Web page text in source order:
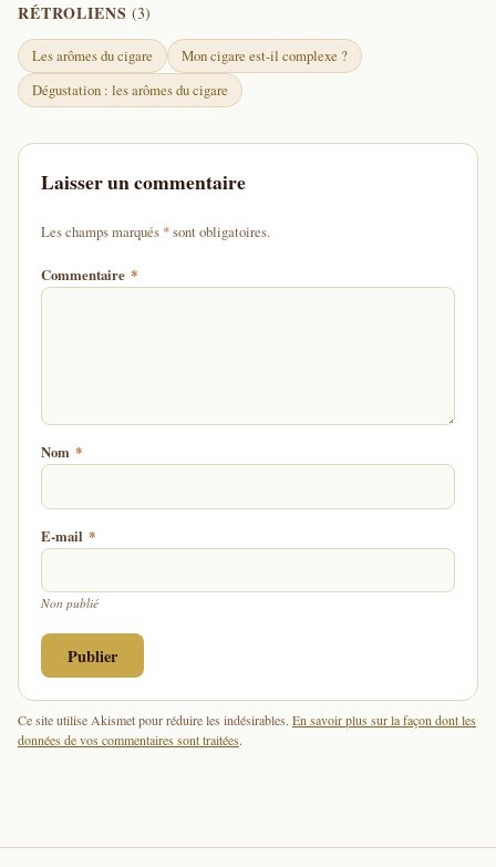
RÉTROLIENS(3)
Les arômes du cigare
Mon cigare est-il complexe ?
Dégustation : les arômes du cigare
Laisser un commentaire
Les champs marqués *d'un astérisque
sont obligatoires.
Commentaire *
Nom *
E-mail *
Non publié
Ce site utilise Akismet pour réduire les indésirables. En savoir plus sur la façon dont les
données de vos commentaires sont traitées.